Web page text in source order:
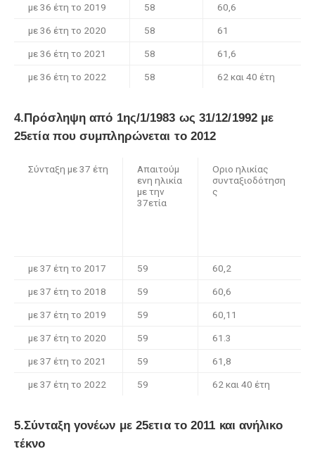
με 36 έτη το 2019 58 60,6
με 36 έτη το 2020 58 61
με 36 έτη το 2021 58 61,6
με 36 έτη το 2022 58 62 και 40 έτη
4.Πρόσληψη από 1ης/1/1983 ως 31/12/1992 με
25ετία που συμπληρώνεται το 2012
Σύνταξη με 37 έτη
Απαιτούμ
ενη ηλικία
με την
37ετία
Οριο ηλικίας
συνταξιοδότηση
ς
με 37 έτη το 2017 59 60,2
με 37 έτη το 2018 59 60,6
με 37 έτη το 2019 59 60,11
με 37 έτη το 2020 59 61.3
με 37 έτη το 2021 59 61,8
με 37 έτη το 2022 59 62 και 40 έτη
5.Σύνταξη γονέων με 25ετια το 2011 και ανήλικο
τέκνο